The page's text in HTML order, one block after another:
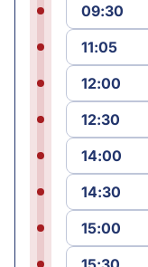
09:30
11:05
12:00
12:30
14:00
14:30
15:00